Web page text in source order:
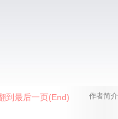
作者简介
到最后一页(End)